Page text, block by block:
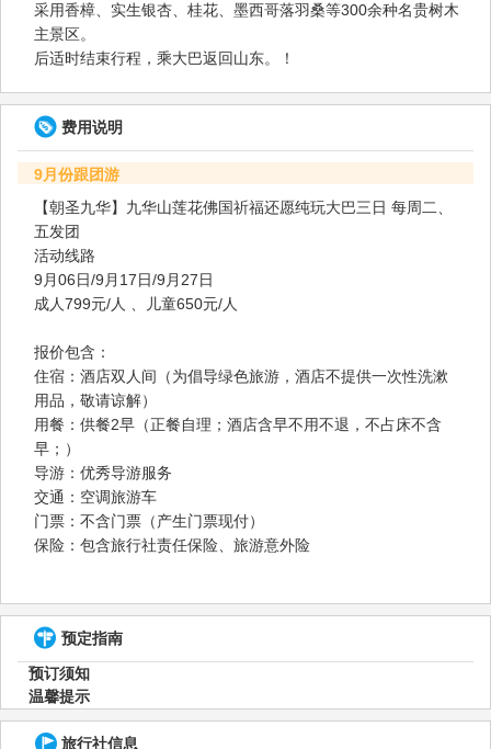
采用香樟、实生银杏、桂花、墨西哥落羽桑等300余种名贵树木
主景区。
后适时结束行程，乘大巴返回山东。！
费用说明
9月份跟团游
【朝圣九华】九华山莲花佛国祈福还愿纯玩大巴三日 每周二、
五发团
活动线路
9月06日/9月17日/9月27日
成人799元/人 、儿童650元/人
报价包含：
住宿：酒店双人间（为倡导绿色旅游，酒店不提供一次性洗漱
用品，敬请谅解）
用餐：供餐2早（正餐自理；酒店含早不用不退，不占床不含
早；）
导游：优秀导游服务
交通：空调旅游车
门票：不含门票（产生门票现付）
保险：包含旅行社责任保险、旅游意外险
预定指南
预订须知
温馨提示
旅行社信息